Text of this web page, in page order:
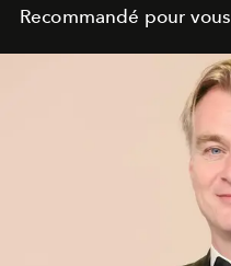
Recommandé pour vous